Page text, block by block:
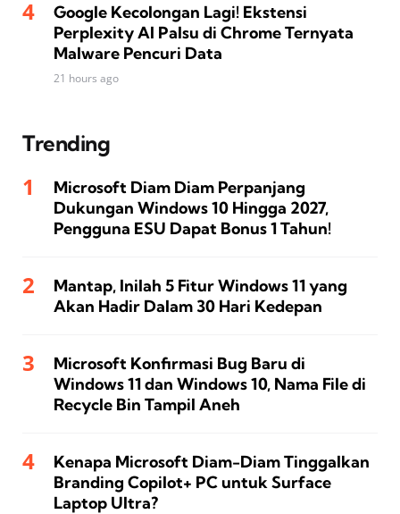
Google Kecolongan Lagi! Ekstensi
Perplexity AI Palsu di Chrome Ternyata
Malware Pencuri Data
21 hours ago
Trending
Microsoft Diam Diam Perpanjang
Dukungan Windows 10 Hingga 2027,
Pengguna ESU Dapat Bonus 1 Tahun!
Mantap, Inilah 5 Fitur Windows 11 yang
Akan Hadir Dalam 30 Hari Kedepan
Microsoft Konfirmasi Bug Baru di
Windows 11 dan Windows 10, Nama File di
Recycle Bin Tampil Aneh
Kenapa Microsoft Diam-Diam Tinggalkan
Branding Copilot+ PC untuk Surface
Laptop Ultra?